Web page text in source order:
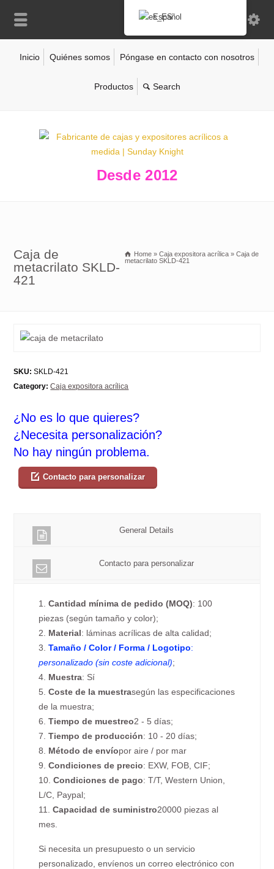
Inicio Quiénes somos Póngase en contacto con nosotros
Productos
Desde 2012
Caja de
metacrilato SKLD-
421
Home » Caja expositora acrílica » Caja de
metacrilato SKLD-421
SKU: SKLD-421
Category: Caja expositora acrílica
¿No es lo que quieres?
¿Necesita personalización?
No hay ningún problema.
Contacto para personalizar
General Details
Contacto para personalizar
1.Cantidad mínima de pedido (MOQ): 100
piezas (según tamaño y color);
2. Material: láminas acrílicas de alta calidad;
3.Tamaño / Color / Forma / Logotipo:
personalizado (sin coste adicional);
4. Muestra: Sí
5.Coste de la muestrasegún las especificaciones
de la muestra;
6.Tiempo de muestreo2 - 5 días;
7.Tiempo de producción: 10 - 20 días;
8. Método de envíopor aire / por mar
9.Condiciones de precio: EXW, FOB, CIF;
10.Condiciones de pago: T/T, Western Union,
L/C, Paypal;
11.Capacidad de suministro20000 piezas al
mes.
Si necesita un presupuesto o un servicio
personalizado, envíenos un correo electrónico con
Español